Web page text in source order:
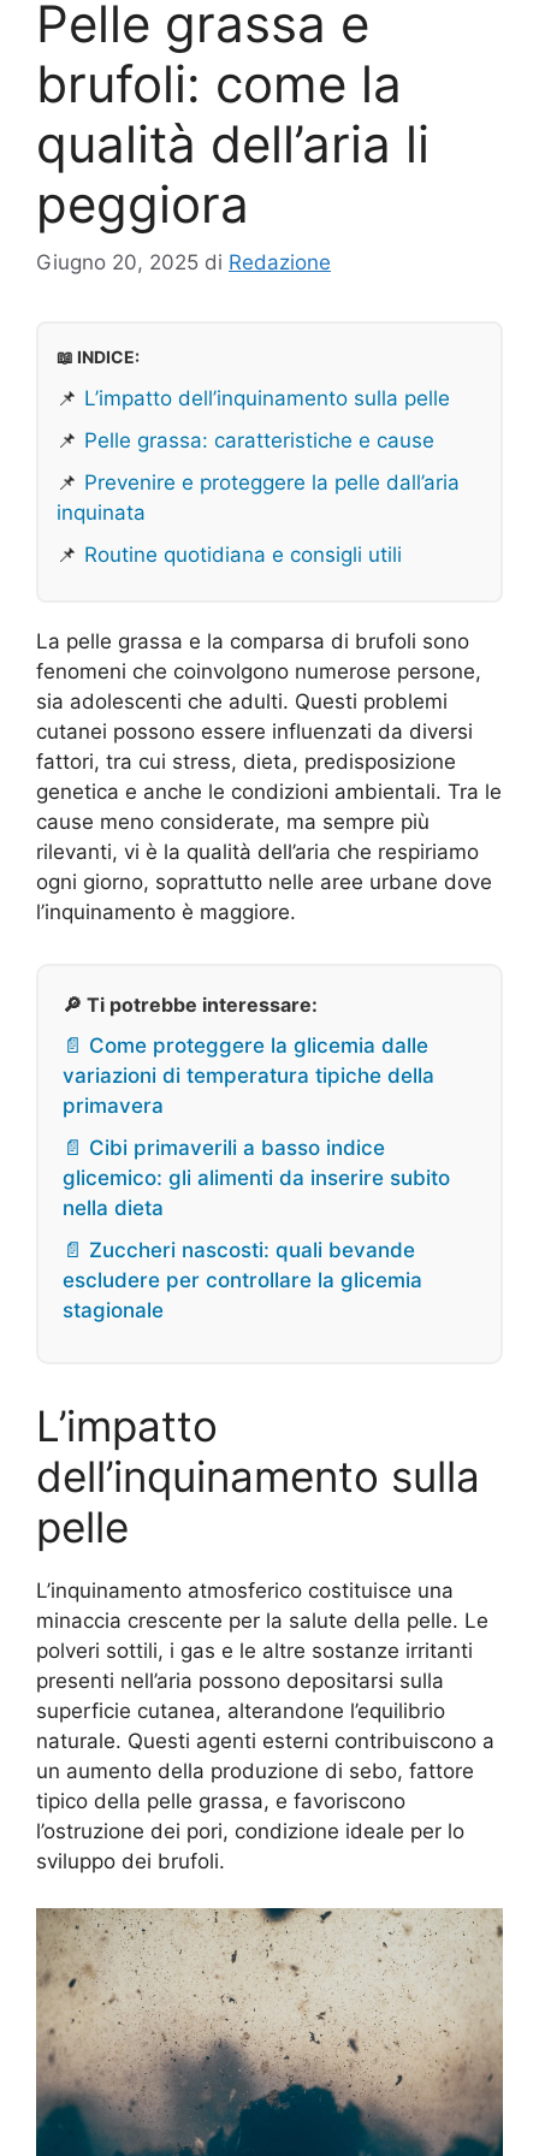
Pelle grassa e
brufoli: come la
qualità dell’aria li
peggiora
Giugno 20, 2025 di Redazione
📖 INDICE:
📌 L’impatto dell’inquinamento sulla pelle
📌 Pelle grassa: caratteristiche e cause
📌 Prevenire e proteggere la pelle dall’aria
inquinata
📌 Routine quotidiana e consigli utili
La pelle grassa e la comparsa di brufoli sono
fenomeni che coinvolgono numerose persone,
sia adolescenti che adulti. Questi problemi
cutanei possono essere influenzati da diversi
fattori, tra cui stress, dieta, predisposizione
genetica e anche le condizioni ambientali. Tra le
cause meno considerate, ma sempre più
rilevanti, vi è la qualità dell’aria che respiriamo
ogni giorno, soprattutto nelle aree urbane dove
l’inquinamento è maggiore.
🔎 Ti potrebbe interessare:
📄 Come proteggere la glicemia dalle
variazioni di temperatura tipiche della
primavera
📄 Cibi primaverili a basso indice
glicemico: gli alimenti da inserire subito
nella dieta
📄 Zuccheri nascosti: quali bevande
escludere per controllare la glicemia
stagionale
L’impatto
dell’inquinamento sulla
pelle
L’inquinamento atmosferico costituisce una
minaccia crescente per la salute della pelle. Le
polveri sottili, i gas e le altre sostanze irritanti
presenti nell’aria possono depositarsi sulla
superficie cutanea, alterandone l’equilibrio
naturale. Questi agenti esterni contribuiscono a
un aumento della produzione di sebo, fattore
tipico della pelle grassa, e favoriscono
l’ostruzione dei pori, condizione ideale per lo
sviluppo dei brufoli.